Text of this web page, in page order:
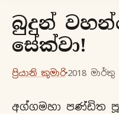
බුදුන්
සේක්වා!
ප්‍රියානි කුමාරි 2018 මාර්තු
අග්ගමහා පණ්ඩිත